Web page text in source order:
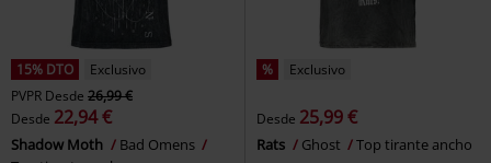
15% DTO
Exclusivo
PVPR Desde 26,99 €
Desde 22,94 €
Shadow Moth
Bad Omens
% Exclusivo
Desde 25,99 €
Rats Ghost Top tirante ancho